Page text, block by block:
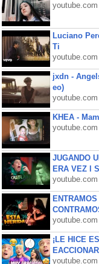
youtube.com
Luciano
Ti
youtube.com
jxdn -
eo)
youtube.com
KHEA -
youtube.com
JUGANDO
ERA VEZ l
youtube.com
youtube.com
¡LE HICE
youtube.com